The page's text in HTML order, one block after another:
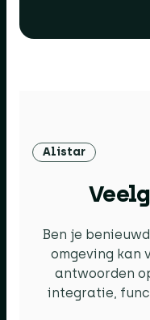
Alistar
Ben je
omgeving kan
antwoorden
integratie,